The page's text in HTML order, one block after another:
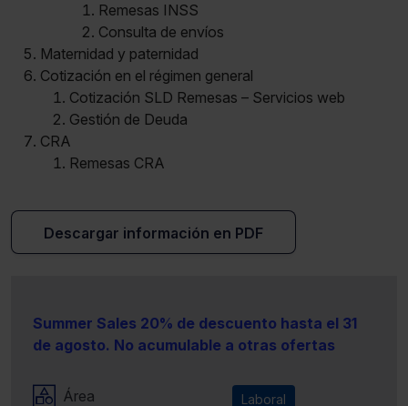
Remesas INSS
Consulta de envíos
Maternidad y paternidad
Cotización en el régimen general
Cotización SLD Remesas – Servicios web
Gestión de Deuda
CRA
Remesas CRA
Descargar información en PDF
Summer Sales 20% de descuento hasta el 31
de agosto. No acumulable a otras ofertas
Área Laboral